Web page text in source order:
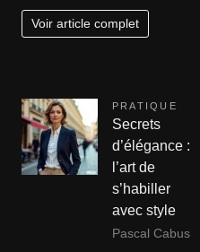
Voir article complet
PRATIQUE
Secrets
d’élégance :
l’art de
s’habiller
avec style
Pascal Cabus